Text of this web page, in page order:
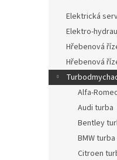
a
Elektrická
Elektro-
Hřebenová
Hřebenová
Alfa-
Audi turba
Bentley
BMW turba
Citroen